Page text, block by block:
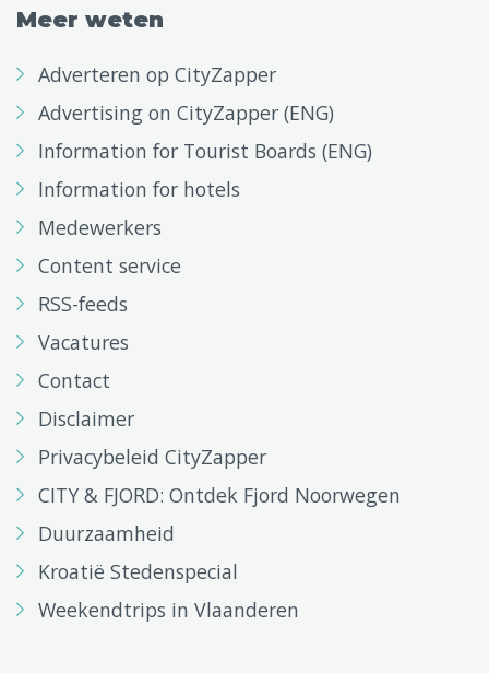
Meer weten
Adverteren op CityZapper
Advertising on CityZapper (ENG)
Information for Tourist Boards (ENG)
Information for hotels
Medewerkers
Content service
RSS-feeds
Vacatures
Contact
Disclaimer
Privacybeleid CityZapper
CITY & FJORD: Ontdek Fjord Noorwegen
Duurzaamheid
Kroatië Stedenspecial
Weekendtrips in Vlaanderen